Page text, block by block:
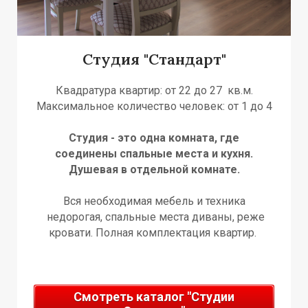
Я
Студия "Стандарт"
Квадратура квартир: от 22 до 27 кв.м.
Максимальное количество человек: от 1 до 4
Студия - это одна комната, где
соединены спальные места и кухня.
Душевая в отдельной комнате.
Вся необходимая мебель и техника
недорогая, спальные места диваны, реже
кровати. Полная комплектация квартир.
Смотреть каталог "Студии
Я
Н